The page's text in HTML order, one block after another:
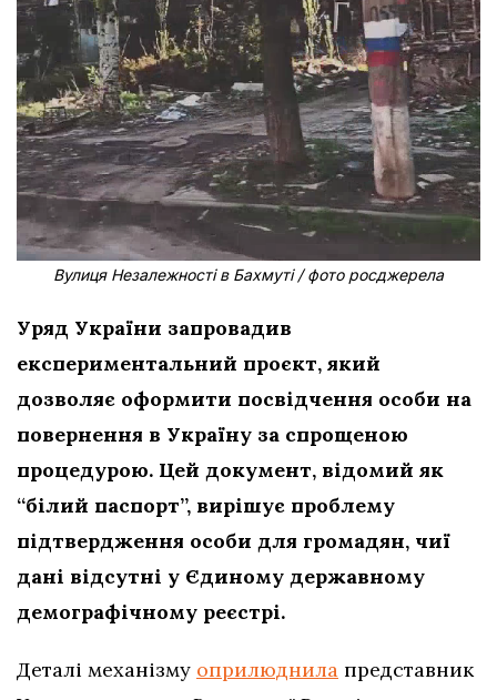
Вулиця Незалежності в Бахмуті / фото росджерела
Уряд України запровадив
експериментальний проєкт, який
дозволяє оформити посвідчення особи на
повернення в Україну за спрощеною
процедурою. Цей документ, відомий як
“білий паспорт”, вирішує проблему
підтвердження особи для громадян, чиї
дані відсутні у Єдиному державному
демографічному реєстрі.
Деталі механізму оприлюднила представник